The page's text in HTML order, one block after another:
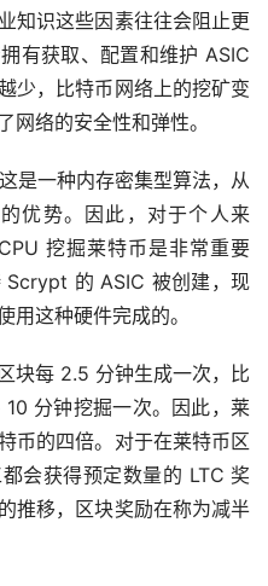
知识这些因素往往会阻止更
有获取、配置和维护 ASIC
少，比特币网络上的挖矿变
网络的安全性和弹性。
是一种内存密集型算法，从
优势。因此，对于个人来
挖掘莱特币是非常重要
Scrypt 的 ASIC 被创建，现
用这种硬件完成的。
块每 2.5 分钟生成一次，比
分钟挖掘一次。因此，莱
币的四倍。对于在莱特币区
会获得预定数量的 LTC 奖
推移，区块奖励在称为减半